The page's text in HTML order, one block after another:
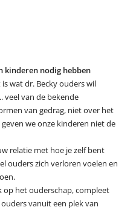
kinderen nodig hebben
wat dr. Becky ouders wil
veel van de bekende
van gedrag, niet over het
we onze kinderen niet de
relatie met hoe je zelf bent
ouders zich verloren voelen en
op het ouderschap, compleet
vanuit een plek van